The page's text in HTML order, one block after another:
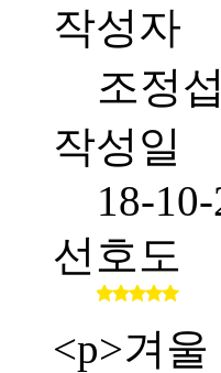
작성자
조정섭
작성일
18-
선호도
<p>겨